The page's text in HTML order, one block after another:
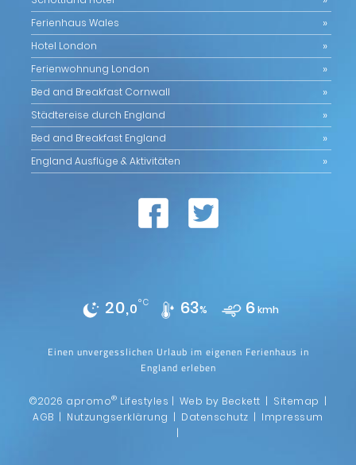
Ferienhaus Wales
Hotel London
Ferienwohnung London
Bed and Breakfast Cornwall
Städtereise durch England
Bed and Breakfast England
England Ausflüge & Aktivitäten
20,0°C 63% 6kmh
Einen unvergesslichen Urlaub im eigenen Ferienhaus in
England erleben
©2026 apromo® Lifestyles | Web by Beckett | Sitemap |
AGB | Nutzungserklärung | Datenschutz | Impressum
|